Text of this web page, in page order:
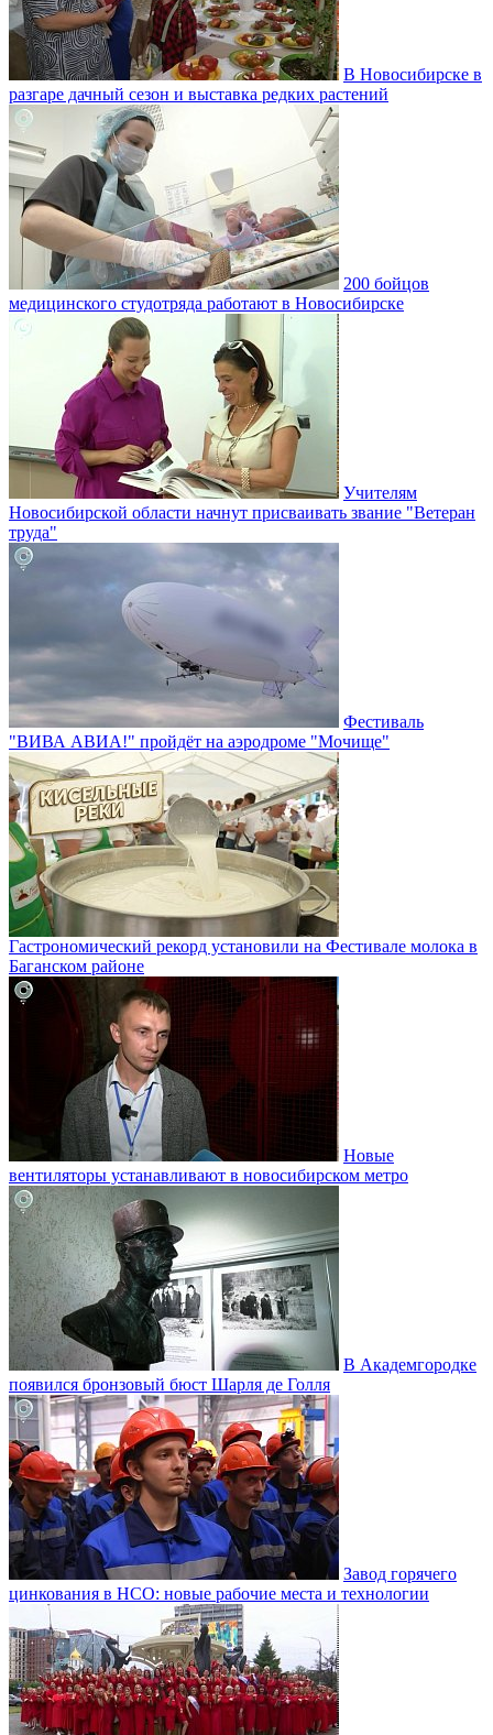
В Новосибирске в
разгаре дачный сезон и выставка редких растений
200 бойцов
медицинского студотряда работают в Новосибирске
Учителям
Новосибирской области начнут присваивать звание "Ветеран
труда"
Фестиваль
"ВИВА АВИА!" пройдёт на аэродроме "Мочище"
Гастрономический рекорд установили на Фестивале молока в
Баганском районе
Новые
вентиляторы устанавливают в новосибирском метро
В Академгородке
появился бронзовый бюст Шарля де Голля
Завод горячего
цинкования в НСО: новые рабочие места и технологии